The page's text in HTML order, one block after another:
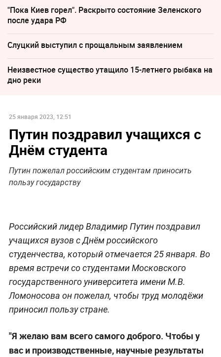
"Пока Киев горел". Раскрыто состояние Зеленского
после удара РФ
Слуцкий выступил с прощальным заявлением
Неизвестное существо утащило 15-летнего рыбака на
дно реки
25 января 2023, 12:51
Путин поздравил учащихся с
Днём студента
Путин пожелал российским студентам приносить
пользу государству
Российский лидер Владимир Путин поздравил
учащихся вузов с Днём российского
студенчества, который отмечается 25 января. Во
время встречи со студентами Московского
государственного университета имени М.В.
Ломоносова он пожелал, чтобы труд молодёжи
приносил пользу стране.
"Я желаю вам всего самого доброго. Чтобы у
вас и производственные, научные результаты